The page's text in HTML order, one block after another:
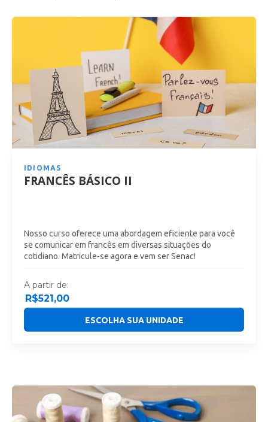
IDIOMAS
FRANCÊS BÁSICO II
Nosso curso oferece uma abordagem eficiente para você
se comunicar em francês em diversas situações do
cotidiano. Matricule-se agora e vem ser Senac!
A partir de:
R$521,00
ESCOLHA SUA UNIDADE